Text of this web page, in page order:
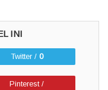
Twitter / 0
Pinterest /